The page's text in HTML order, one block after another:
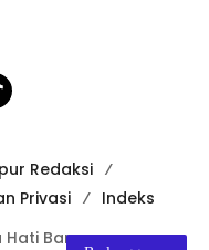
Redaksi
Privasi
Indeks
Hati Bangsa